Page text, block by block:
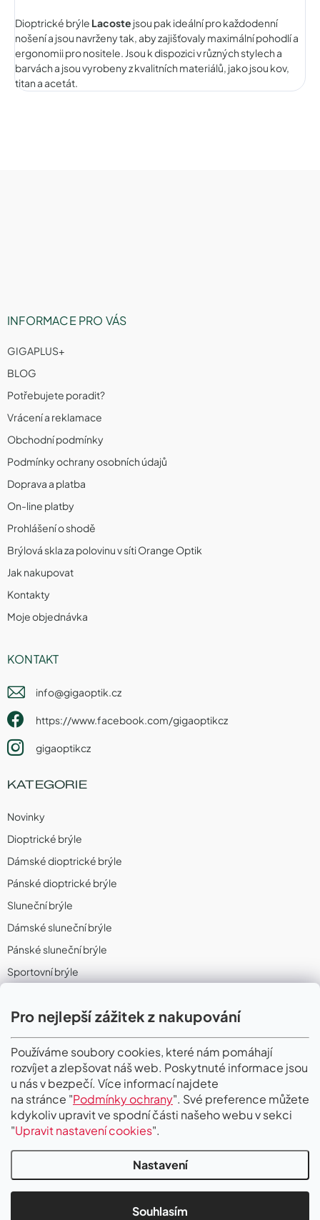
Pro nejlepší zážitek z nakupování
Používáme soubory cookies, které nám pomáhají
rozvíjet a zlepšovat náš web. Poskytnuté informace jsou
u nás v bezpečí. Více informací najdete
na stránce "Podmínky ochrany". Své preference můžete
kdykoliv upravit ve spodní části našeho webu v sekci
"Upravit nastavení cookies".
Nastavení
Souhlasím
Dioptrické brýle Lacoste jsou pak ideální pro každodenní
nošení a jsou navrženy tak, aby zajišťovaly maximální pohodlí a
ergonomii pro nositele. Jsou k dispozici v různých stylech a
barvách a jsou vyrobeny z kvalitních materiálů, jako jsou kov,
titan a acetát.
INFORMACE PRO VÁS
GIGAPLUS+
BLOG
Potřebujete poradit?
Vrácení a reklamace
Obchodní podmínky
Podmínky ochrany osobních údajů
Doprava a platba
On-line platby
Prohlášení o shodě
Brýlová skla za polovinu v síti Orange Optik
Jak nakupovat
Kontakty
Moje objednávka
KONTAKT
info@gigaoptik.cz
https://www.facebook.com/gigaoptikcz
gigaoptikcz
KATEGORIE
Novinky
Dioptrické brýle
Dámské dioptrické brýle
Pánské dioptrické brýle
Sluneční brýle
Dámské sluneční brýle
Pánské sluneční brýle
Sportovní brýle
Sportovní dioptrické brýle
II. Jakost
PŘIJÍMÁME ONLINE PLATBY
Copyright 2026Gigaoptik. Všechna práva vyhrazena.Upravit nastavení
cookies